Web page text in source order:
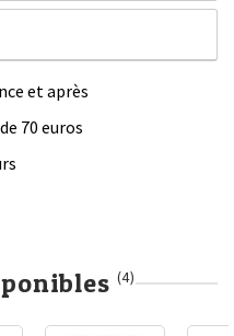
et après
70 euros
(4)